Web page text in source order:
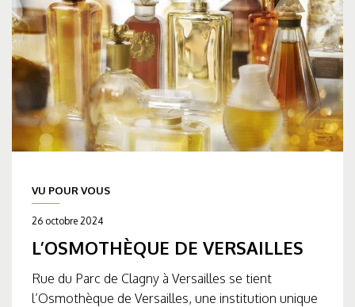
VU POUR VOUS
26 octobre 2024
L’OSMOTHÈQUE DE VERSAILLES
Rue du Parc de Clagny à Versailles se tient
l’Osmothèque de Versailles, une institution unique